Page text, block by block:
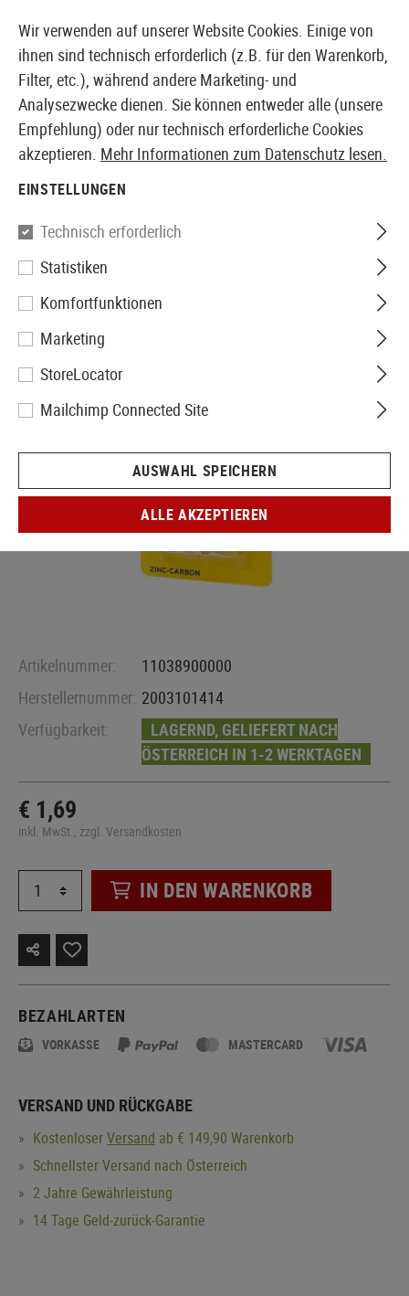
EUROPÄISCHER AIRSOFT SHOP & GROßHÄNDLER
Varta
AAA Superlife 4pcs
Artikelnummer:
11038900000
Herstellernummer: 2003101414
Verfügbarkeit:
LAGERND, GELIEFERT NACH
ÖSTERREICH IN 1-2 WERKTAGEN
€ 1,69
inkl. MwSt., zzgl. Versandkosten
IN DEN WARENKORB
BEZAHLARTEN
VORKASSE MASTERCARD
VERSAND UND RÜCKGABE
KostenloserVersand ab € 149,90 Warenkorb
Schnellster Versand nach Österreich
2 Jahre Gewährleistung
14 Tage Geld-zurück-Garantie
Wir verwenden auf unserer Website Cookies. Einige von
ihnen sind technisch erforderlich (z.B. für den Warenkorb,
Filter, etc.), während andere Marketing- und
Analysezwecke dienen. Sie können entweder alle (unsere
Empfehlung) oder nur technisch erforderliche Cookies
akzeptieren. Mehr Informationen zum Datenschutz lesen.
EINSTELLUNGEN
Technisch erforderlich
Statistiken
Komfortfunktionen
Marketing
StoreLocator
Mailchimp Connected Site
AUSWAHL SPEICHERN
ALLE AKZEPTIEREN